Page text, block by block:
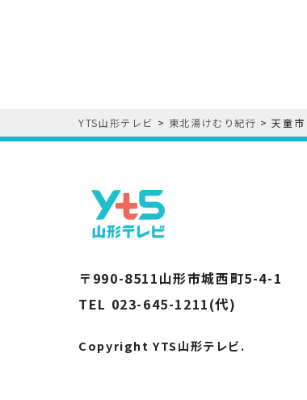
YTS山形テレビ > 東北湯けむり紀行 >天童市
〒990-8511山形市城西町5-4-1
TEL 023-645-1211(代)
Copyright YTS山形テレビ.